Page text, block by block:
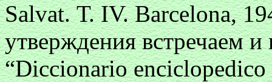
Salvat. Т. IV. Barcelona,
утверждения встречаем
“Diccionario